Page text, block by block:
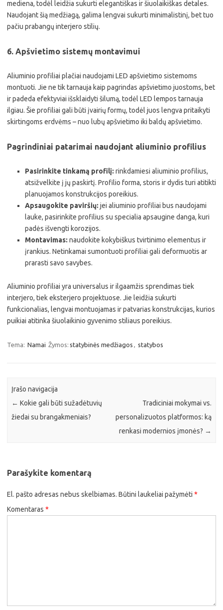
mediena, todėl leidžia sukurti elegantiškas ir šiuolaikiškas detales.
Naudojant šią medžiagą, galima lengvai sukurti minimalistinį, bet tuo
pačiu prabangų interjero stilių.
6. Apšvietimo sistemų montavimui
Aliuminio profiliai plačiai naudojami LED apšvietimo sistemoms
montuoti. Jie ne tik tarnauja kaip pagrindas apšvietimo juostoms, bet
ir padeda efektyviai išsklaidyti šilumą, todėl LED lempos tarnauja
ilgiau. Šie profiliai gali būti įvairių formų, todėl juos lengva pritaikyti
skirtingoms erdvėms – nuo lubų apšvietimo iki baldų apšvietimo.
Pagrindiniai patarimai naudojant aliuminio profilius
Pasirinkite tinkamą profilį: rinkdamiesi aliuminio profilius,
atsižvelkite į jų paskirtį. Profilio forma, storis ir dydis turi atitikti
planuojamos konstrukcijos poreikius.
Apsaugokite paviršių: jei aliuminio profiliai bus naudojami
lauke, pasirinkite profilius su specialia apsaugine danga, kuri
padės išvengti korozijos.
Montavimas: naudokite kokybiškus tvirtinimo elementus ir
įrankius. Netinkamai sumontuoti profiliai gali deformuotis ar
prarasti savo savybes.
Aliuminio profiliai yra universalus ir ilgaamžis sprendimas tiek
interjero, tiek eksterjero projektuose. Jie leidžia sukurti
funkcionalias, lengvai montuojamas ir patvarias konstrukcijas, kurios
puikiai atitinka šiuolaikinio gyvenimo stiliaus poreikius.
Tema: Namai Žymos: statybinės medžiagos , statybos
Įrašo navigacija
← Kokie gali būti sužadėtuvių
žiedai su brangakmeniais?
Tradiciniai mokymai vs.
personalizuotos platformos: ką
renkasi modernios įmonės? →
Parašykite komentarą
El. pašto adresas nebus skelbiamas. Būtini laukeliai pažymėti *
Komentaras *